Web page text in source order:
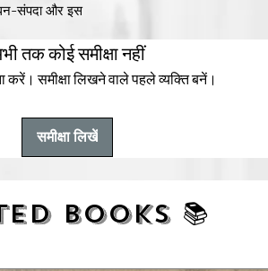
धन-संपदा और इस
से हुआ, तो क्या वह
वोल्गा के नारीवादी
तक कोई समीक्षा नहीं
करें। समीक्षा लिखने वाले पहले व्यक्ति बनें।
समीक्षा लिखें
BOOKS 📚